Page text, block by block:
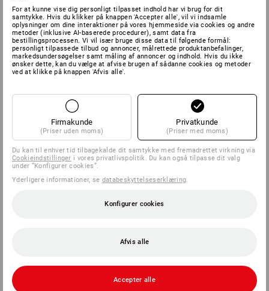
For at kunne vise dig personligt tilpasset indhold har vi brug for dit
samtykke. Hvis du klikker på knappen 'Accepter alle', vil vi indsamle
oplysninger om dine interaktioner på vores hjemmeside via cookies og andre
metoder (inklusive AI-baserede procedurer), samt data fra
bestillingsprocessen. Vi vil især bruge disse data til følgende formål:
personligt tilpassede tilbud og annoncer, målrettede produktanbefalinger,
markedsundersøgelser samt måling af annoncer og indhold. Hvis du ikke
ønsker dette, kan du vælge at afvise brugen af sådanne cookies og metoder
ved at klikke på knappen 'Afvis alle'.
Firmakunde
(Priser uden moms)
Privatkunde
(Priser med moms)
Du kan til enhver tid tilbagekalde dit samtykke med fremadrettet virkning via
Cookieindstillinger i vores privatlivspolitik. Du kan også tilpasse dit valg
under ”Konfigurer cookies”.
Yderligere informationer, se databeskyttelseserklæring
Konfigurer cookies
Afvis alle
Accepter alle